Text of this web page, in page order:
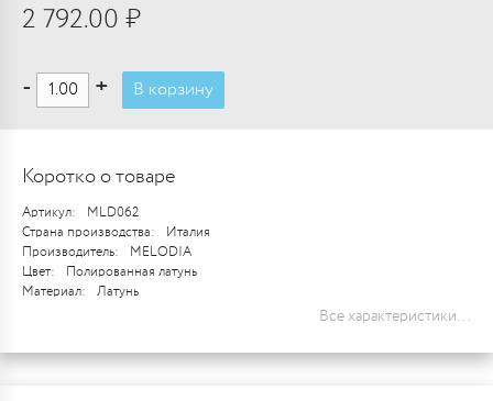
2 792.00 ₽
- + В корзину
Коротко о товаре
Артикул:
MLD062
Страна производства:
Италия
Производитель:
MELODIA
Цвет:
Полированная латунь
Материал:
Латунь
Все характеристики...